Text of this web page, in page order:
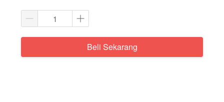
`Beli Sekarang